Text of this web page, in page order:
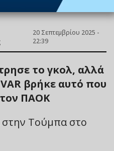
20 Σεπτεμβρίου 2025 -
22:39
το γκολ, αλλά
βρήκε αυτό που
ΠΑΟΚ
Τούμπα στο